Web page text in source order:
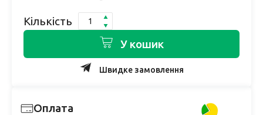
Кількість
У кошик
Швидке замовлення
Оплата